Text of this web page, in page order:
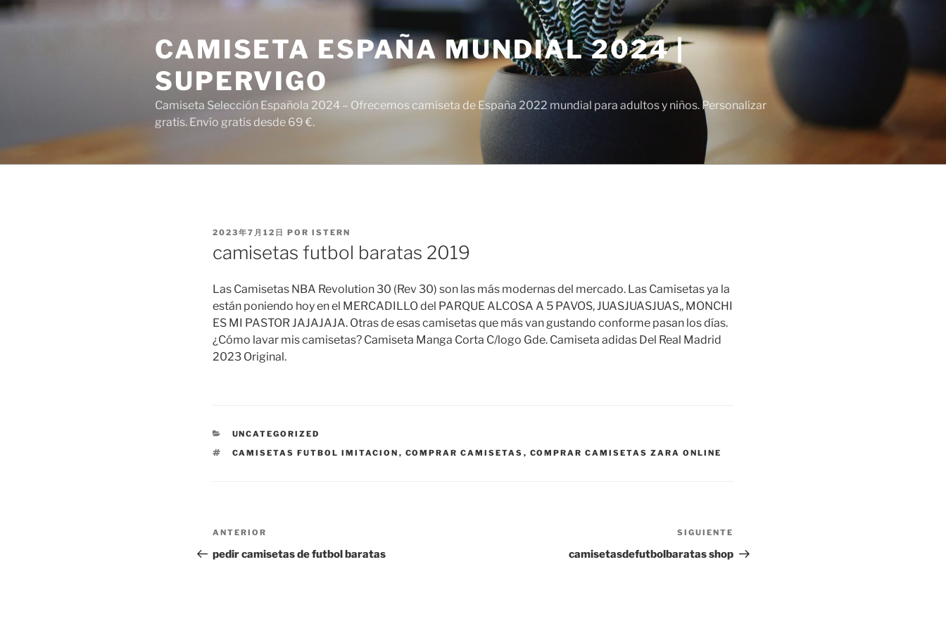
Saltar
al
CAMISETA ESPAÑA MUNDIAL 2024 |
SUPERVIGO
Camiseta Selección Española 2024 – Ofrecemos camiseta de España 2022 mundial para adultos y niños. Personalizar
gratis. Envío gratis desde 69 €.
PUBLICADO
2023年7月12日 POR ISTERN
camisetas futbol baratas 2019
Las Camisetas NBA Revolution 30 (Rev 30) son las más modernas del mercado. Las Camisetas ya la
están poniendo hoy en el MERCADILLO del PARQUE ALCOSA A 5 PAVOS, JUASJUASJUAS,, MONCHI
ES MI PASTOR JAJAJAJA. Otras de esas camisetas que más van gustando conforme pasan los días.
¿Cómo lavar mis camisetas? Camiseta Manga Corta C/logo Gde. Camiseta adidas Del Real Madrid
2023 Original.
CATEGORÍAS
UNCATEGORIZED
ETIQUETAS
CAMISETAS FUTBOL IMITACION , COMPRAR CAMISETAS , COMPRAR CAMISETAS ZARA ONLINE
Navegación
de
Entrada
anterior:
ANTERIOR
pedir camisetas de futbol baratas
entrada
SIGUIENTE
camisetasdefutbolbaratas shop